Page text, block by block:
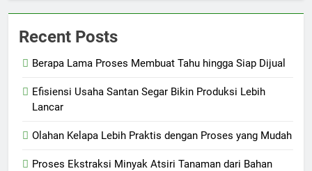
Recent Posts
Berapa Lama Proses Membuat Tahu hingga Siap Dijual
Efisiensi Usaha Santan Segar Bikin Produksi Lebih
Lancar
Olahan Kelapa Lebih Praktis dengan Proses yang Mudah
Proses Ekstraksi Minyak Atsiri Tanaman dari Bahan